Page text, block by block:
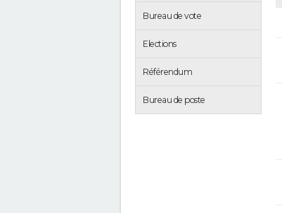
Bureau de vote
Elections
Référendum
Bureau de poste